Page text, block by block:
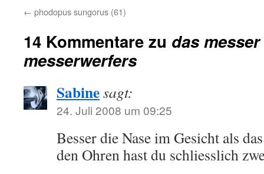
← phodopus sungorus (61)
14 Kommentare zu das
messerwerfers
Sabinesagt:
24. Juli 2008 um 09:25
Besser die Nase im Gesicht als
den Ohren hast du schliesslich